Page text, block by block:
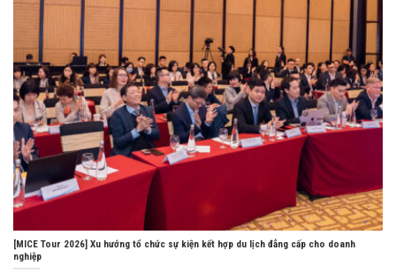
[MICE Tour 2026] Xu hướng tổ chức sự kiện kết hợp du lịch đẳng cấp cho doanh
nghiệp